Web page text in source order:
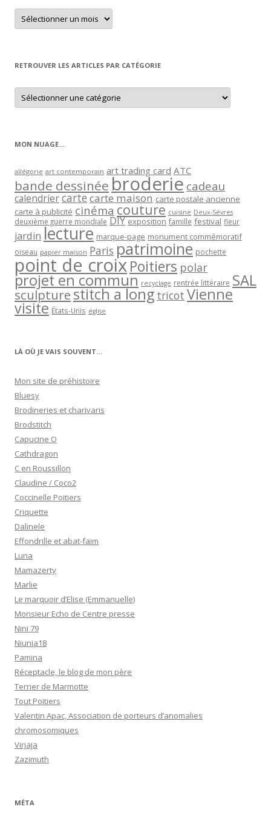
Retrouver
un
article
RETROUVER LES ARTICLES PAR CATÉGORIE
Retrouver
les
articles
MON NUAGE…
allégorie art contemporain art trading card ATC
bande dessinée broderie cadeau
calendriercartecarte maison carte postale ancienne
carte à publicité cinéma couture cuisine Deux-Sèvres
deuxième guerre mondiale DIY exposition famille festival fleur
jardin lecture marque-page monument commémoratif
oiseau papier maison Paris patrimoine pochette
point de croixPoitiers polar
projet en commun recyclage rentrée littéraire SAL
sculpturestitch a long tricot Vienne
visite États-Unis église
LÀ OÙ JE VAIS SOUVENT…
Mon site de préhistoire
Bluesy
Brodineries et charivaris
Brodstitch
Capucine O
Cathdragon
C en Roussillon
Claudine / Coco2
Coccinelle Poitiers
Criquette
Dalinele
Effondrille et abat-faim
Luna
Mamazerty
Marlie
Le marquoir d’Elise (Emmanuelle)
Monsieur Echo de Centre presse
Nini 79
Niunia18
Pamina
Réceptacle, le blog de mon père
Terrier de Marmotte
Tout Poitiers
Valentin Apac, Association de porteurs d’anomalies
chromosomiques
Virjaja
Zazimuth
MÉTA